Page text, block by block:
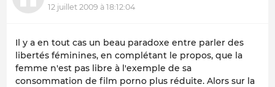
12 juillet 2009 à 18:12:04
Il y a en tout cas un beau paradoxe entre parler des
libertés féminines, en complétant le propos, que la
femme n'est pas libre à l'exemple de sa
consommation de film porno plus réduite. Alors sur la